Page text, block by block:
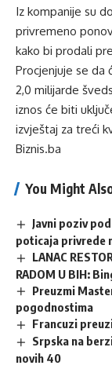
Iz kompanije su
privremeno
kako bi prodali
Procjenjuje se da
2,0 milijarde
iznos će biti
izvještaj za treći
Biznis.ba
You Might
Javni poziv
poticaja privrede
LANAC
RADOM U BIH:
Preuzmi
pogodnostima
Francuzi
Srpska na
novih 40